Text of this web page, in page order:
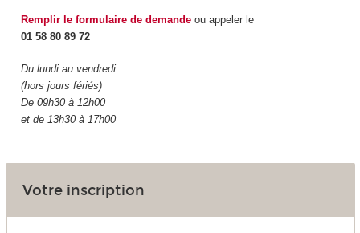
Remplir le formulaire de demandeou appeler le
01 58 80 89 72
Du lundi au vendredi
(hors jours fériés)
De 09h30 à 12h00
et de 13h30 à 17h00
Votre inscription